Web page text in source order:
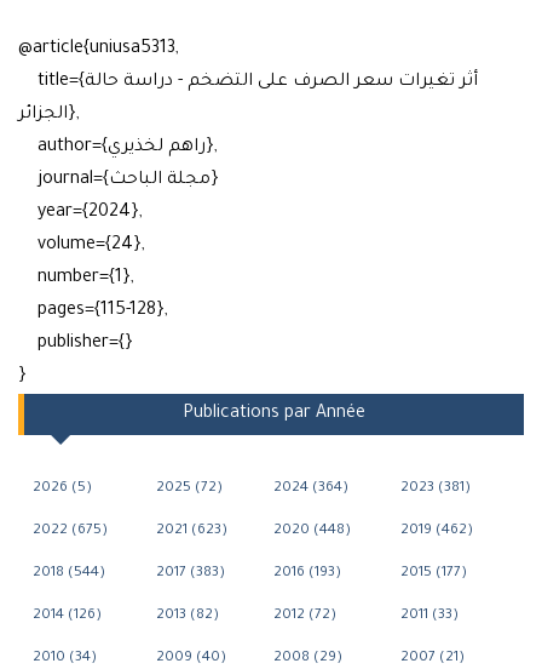
@article{uniusa5313,
title={أثر تغيرات سعر الصرف على التضخم - دراسة حالة
الجزائر},
author={راهم لخذيري},
journal={مجلة الباحث}
year={2024},
volume={24},
number={1},
pages={115-128},
publisher={}
}
Publications par Année
2026 (5) 2025 (72) 2024 (364) 2023 (381)
2022 (675) 2021 (623) 2020 (448) 2019 (462)
2018 (544) 2017 (383) 2016 (193) 2015 (177)
2014 (126) 2013 (82) 2012 (72) 2011 (33)
2010 (34) 2009 (40) 2008 (29) 2007 (21)